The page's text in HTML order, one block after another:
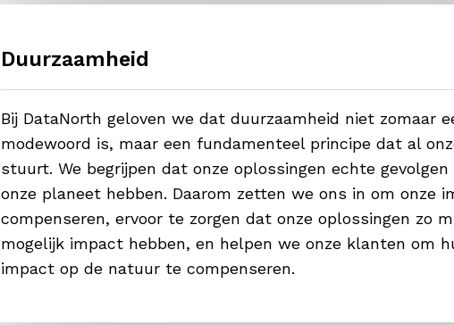
Duurzaamheid
Bij DataNorth geloven we dat duurzaamheid niet zomaar
modewoord is, maar een fundamenteel principe dat al
stuurt. We begrijpen dat onze oplossingen echte gevolgen
onze planeet hebben. Daarom zetten we ons in om onze
compenseren, ervoor te zorgen dat onze oplossingen zo
mogelijk impact hebben, en helpen we onze klanten om
impact op de natuur te compenseren.